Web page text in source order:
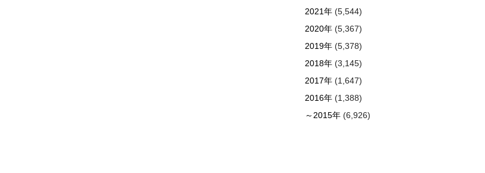
2021年 (5,544)
2020年 (5,367)
2019年 (5,378)
2018年 (3,145)
2017年 (1,647)
2016年 (1,388)
～2015年 (6,926)